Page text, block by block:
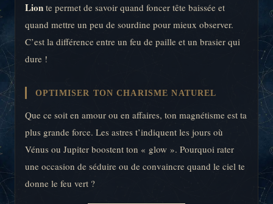
Lion te permet de savoir quand foncer tête baissée et
quand mettre un peu de sourdine pour mieux observer.
C’est la différence entre un feu de paille et un brasier qui
dure !
OPTIMISER TON CHARISME NATUREL
Que ce soit en amour ou en affaires, ton magnétisme est ta
plus grande force. Les astres t’indiquent les jours où
Vénus ou Jupiter boostent ton « glow ». Pourquoi rater
une occasion de séduire ou de convaincre quand le ciel te
donne le feu vert ?